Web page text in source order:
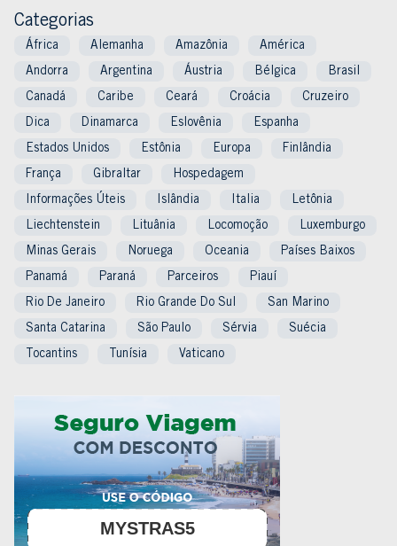
Categorias
África Alemanha Amazônia América
Andorra Argentina Áustria Bélgica Brasil
Canadá Caribe Ceará Croácia Cruzeiro
Dica Dinamarca Eslovênia Espanha
Estados Unidos Estônia Europa Finlândia
França Gibraltar Hospedagem
Informações Úteis Islândia Italia Letônia
Liechtenstein Lituânia Locomoção Luxemburgo
Minas Gerais Noruega Oceania Países Baixos
Panamá Paraná Parceiros Piauí
Rio De Janeiro Rio Grande Do Sul San Marino
Santa Catarina São Paulo Sérvia Suécia
Tocantins Tunísia Vaticano
MYSTRAS5